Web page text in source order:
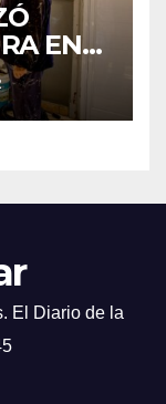
EN
El Diario de la